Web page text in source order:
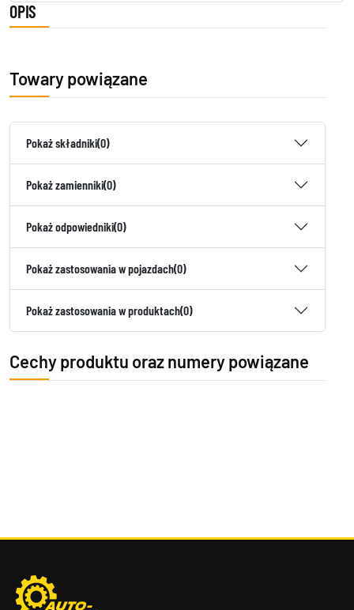
OPIS
Towary powiązane
Pokaż składniki(0)
Pokaż zamienniki(0)
Pokaż odpowiedniki(0)
Pokaż zastosowania w pojazdach(0)
Pokaż zastosowania w produktach(0)
Cechy produktu oraz numery powiązane